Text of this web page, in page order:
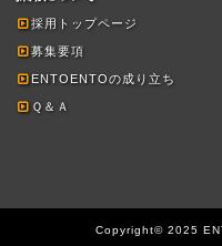
採用トップページ
募集要項
ENTOENTOの成り立ち
Ｑ＆Ａ
Copyright© 2025